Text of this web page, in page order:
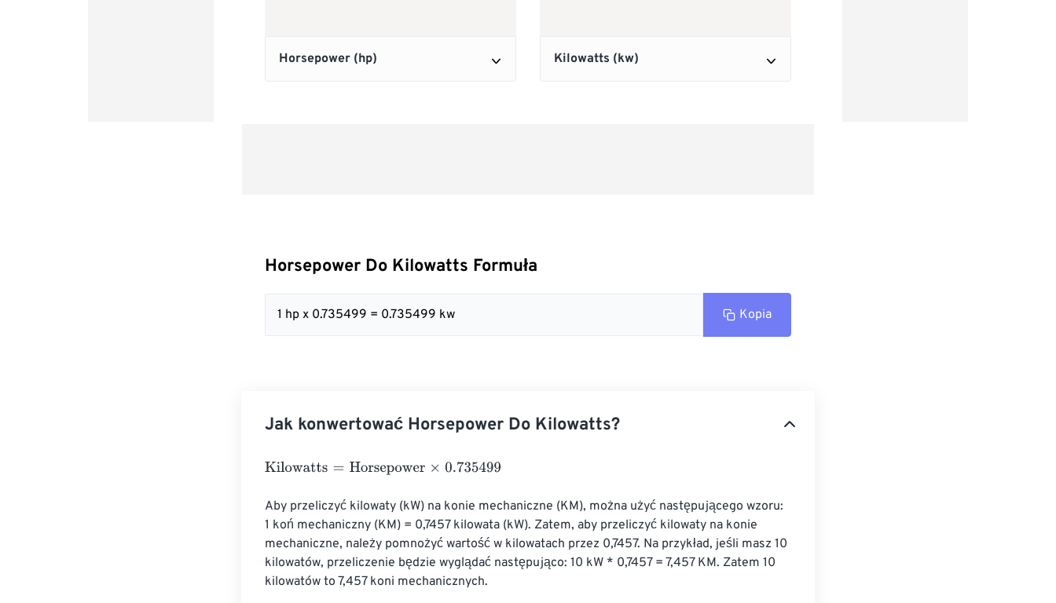
Horsepower Do Kilowatts Formuła
1 hp x 0.735499 = 0.735499 kw Kopia
Jak konwertować Horsepower Do Kilowatts?
Kilowatts=Horsepower×0.735499
Aby przeliczyć kilowaty (kW) na konie mechaniczne (KM), można użyć następującego wzoru:
1 koń mechaniczny (KM) = 0,7457 kilowata (kW). Zatem, aby przeliczyć kilowaty na konie
mechaniczne, należy pomnożyć wartość w kilowatach przez 0,7457. Na przykład, jeśli masz 10
kilowatów, przeliczenie będzie wyglądać następująco: 10 kW * 0,7457 = 7,457 KM. Zatem 10
kilowatów to 7,457 koni mechanicznych.